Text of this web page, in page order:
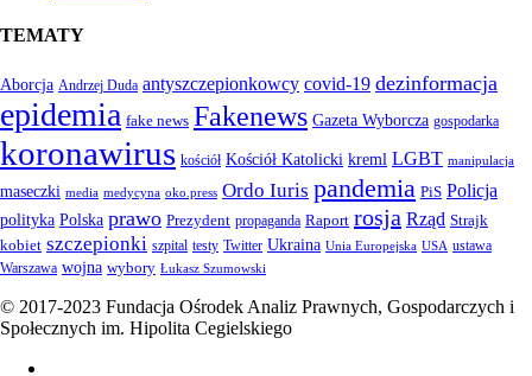
TEMATY
Aborcja Andrzej Duda antyszczepionkowcy covid-19 dezinformacja
epidemia fake news Fakenews Gazeta Wyborcza gospodarka
koronawirus kościół Kościół Katolicki kreml LGBT manipulacja
maseczki media medycyna oko.press Ordo Iuris pandemia PiS Policja
polityka Polska prawo Prezydent propaganda Raport rosja Rząd Strajk
kobiet szczepionki szpital testy Twitter Ukraina Unia Europejska USA ustawa
Warszawa wojna wybory Łukasz Szumowski
© 2017-2023 Fundacja Ośrodek Analiz Prawnych, Gospodarczych i
Społecznych im. Hipolita Cegielskiego